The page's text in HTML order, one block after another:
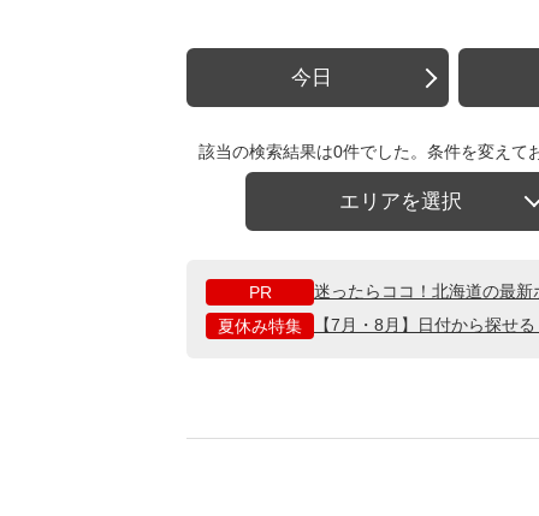
今日
該当の検索結果は0件でした。条件を変えて
エリアを選択
PR
迷ったらココ！北海道の最
夏休み特集
【7月・8月】日付から探せ